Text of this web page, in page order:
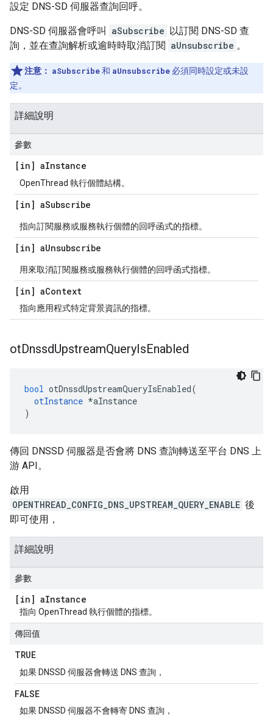
設定 DNS-SD 伺服器查詢回呼。
DNS-SD 伺服器會呼叫 aSubscribe 以訂閱 DNS-SD 查
詢，並在查詢解析或逾時時取消訂閱 aUnsubscribe 。
注意： aSubscribe和 aUnsubscribe 必須同時設定或未設
定。
詳細說明
參數
[in] aInstance
OpenThread 執行個體結構。
[in] aSubscribe
指向訂閱服務或服務執行個體的回呼函式的指標。
[in] aUnsubscribe
用來取消訂閱服務或服務執行個體的回呼函式指標。
[in] aContext
指向應用程式特定背景資訊的指標。
otDnssdUpstreamQueryIsEnabled
bool otDnssdUpstreamQueryIsEnabled(
otInstance *aInstance
)
傳回 DNSSD 伺服器是否會將 DNS 查詢轉送至平台 DNS 上
游 API。
啟用
OPENTHREAD_CONFIG_DNS_UPSTREAM_QUERY_ENABLE 後
即可使用，
詳細說明
參數
[in] aInstance
指向 OpenThread 執行個體的指標。
傳回值
TRUE
如果 DNSSD 伺服器會轉送 DNS 查詢，
FALSE
如果 DNSSD 伺服器不會轉寄 DNS 查詢，